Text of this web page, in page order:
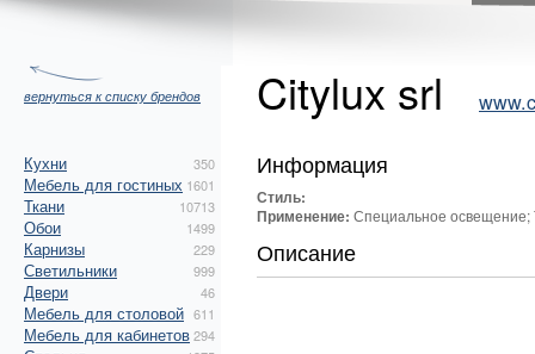
вернуться к списку брендов
Кухни 350
Мебель для гостиных 1601
Ткани 10713
Обои 1499
Карнизы 229
Светильники 999
Двери 46
Мебель для столовой 611
Мебель для кабинетов294
Citylux srl
Информация
Стиль:
Применение: Специальное
Описание